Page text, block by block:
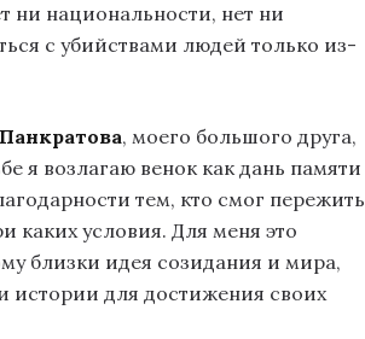
ни национальности, нет ни
с убийствами людей только из-
, моего большого друга,
я возлагаю венок как дань памяти
тем, кто смог пережить
каких условия. Для меня это
близки идея созидания и мира,
истории для достижения своих